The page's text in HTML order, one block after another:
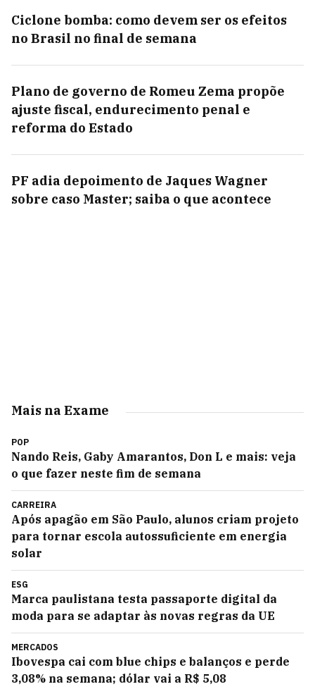
Ciclone bomba: como devem ser os efeitos
no Brasil no final de semana
Plano de governo de Romeu Zema propõe
ajuste fiscal, endurecimento penal e
reforma do Estado
PF adia depoimento de Jaques Wagner
sobre caso Master; saiba o que acontece
Mais na Exame
POP
Nando Reis, Gaby Amarantos, Don L e mais: veja
o que fazer neste fim de semana
CARREIRA
Após apagão em São Paulo, alunos criam projeto
para tornar escola autossuficiente em energia
solar
ESG
Marca paulistana testa passaporte digital da
moda para se adaptar às novas regras da UE
MERCADOS
Ibovespa cai com blue chips e balanços e perde
3,08% na semana; dólar vai a R$ 5,08